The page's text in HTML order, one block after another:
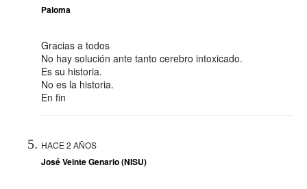
Paloma
Gracias a todos
No hay solución ante tanto cerebro intoxicado.
Es su historia.
No es la historia.
En fin
HACE 2 AÑOS
José Veinte Genario (NISU)